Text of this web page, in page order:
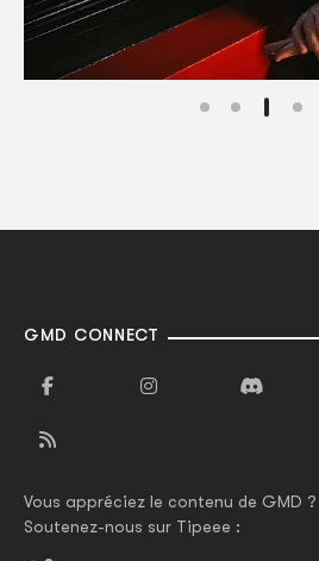
GMD CONNECT
Vous appréciez le contenu de GMD ?
Soutenez-nous sur Tipeee :